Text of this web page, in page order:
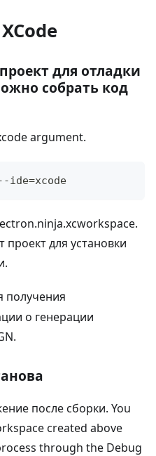
для отладки
собрать код
argument.
ide=xcode
проект для установки
получения
о генерации
после сборки. You
created above
through the Debug